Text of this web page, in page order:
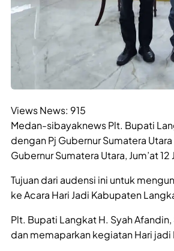
Views News: 915
Medan-sibayaknews Plt. Bupati
dengan Pj Gubernur Sumatera
Gubernur Sumatera Utara, Jum’at
Tujuan dari audensi ini untuk
ke Acara Hari Jadi Kabupaten
Plt. Bupati Langkat H. Syah
dan memaparkan kegiatan Hari